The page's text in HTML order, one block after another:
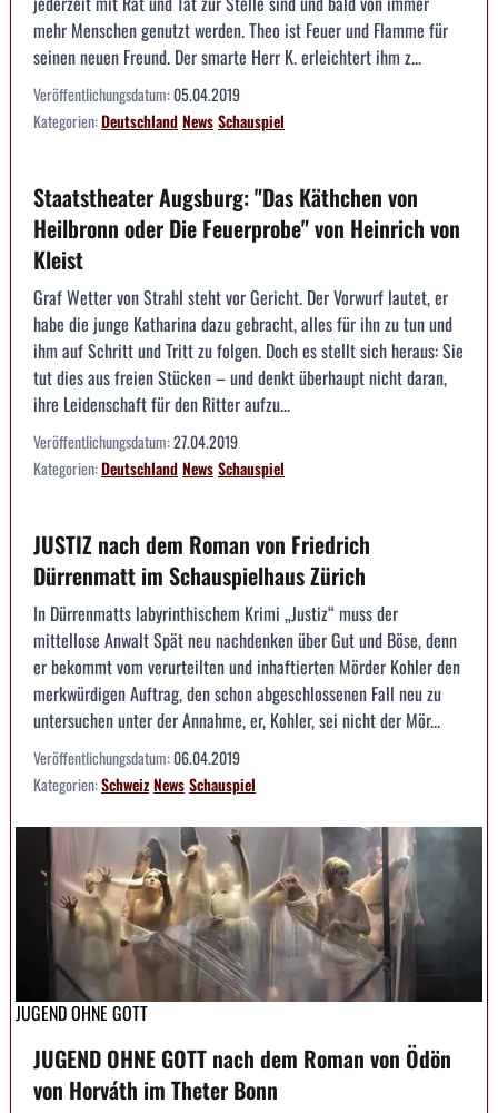
mehr Menschen genutzt werden. Theo ist Feuer und Flamme für
seinen neuen Freund. Der smarte Herr K. erleichtert ihm z...
Veröffentlichungsdatum:05.04.2019
Kategorien:DeutschlandNewsSchauspiel
Staatstheater Augsburg: "Das Käthchen von
Heilbronn oder Die Feuerprobe" von Heinrich von
Kleist
Graf Wetter von Strahl steht vor Gericht. Der Vorwurf lautet, er
habe die junge Katharina dazu gebracht, alles für ihn zu tun und
ihm auf Schritt und Tritt zu folgen. Doch es stellt sich heraus: Sie
tut dies aus freien Stücken – und denkt überhaupt nicht daran,
ihre Leidenschaft für den Ritter aufzu...
Veröffentlichungsdatum:27.04.2019
Kategorien:DeutschlandNewsSchauspiel
JUSTIZ nach dem Roman von Friedrich
Dürrenmatt im Schauspielhaus Zürich
In Dürrenmatts labyrinthischem Krimi „Justiz“ muss der
mittellose Anwalt Spät neu nachdenken über Gut und Böse, denn
er bekommt vom verurteilten und inhaftierten Mörder Kohler den
merkwürdigen Auftrag, den schon abgeschlossenen Fall neu zu
untersuchen unter der Annahme, er, Kohler, sei nicht der Mör...
Veröffentlichungsdatum:06.04.2019
Kategorien:SchweizNewsSchauspiel
JUGEND OHNE GOTT
JUGEND OHNE GOTT nach dem Roman von Ödön
von Horváth im Theter Bonn